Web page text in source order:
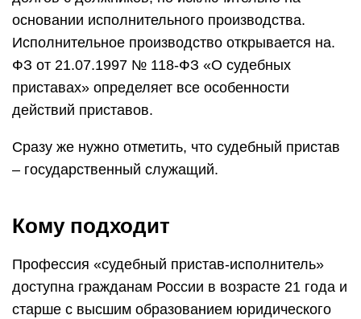
основании исполнительного производства.
Исполнительное производство открывается на.
ФЗ от 21.07.1997 № 118-ФЗ «О судебных
приставах» определяет все особенности
действий приставов.
Сразу же нужно отметить, что судебный пристав
– государственный служащий.
Кому подходит
Профессия «судебный пристав-исполнитель»
доступна гражданам России в возрасте 21 года и
старше с высшим образованием юридического